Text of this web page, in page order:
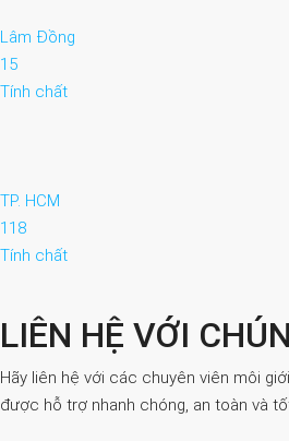
Lâm Đồng
15
Tính chất
TP. HCM
118
Tính chất
LIÊN HỆ VỚI
Hãy liên hệ với các chuyên viên môi
được hỗ trợ nhanh chóng, an toàn và